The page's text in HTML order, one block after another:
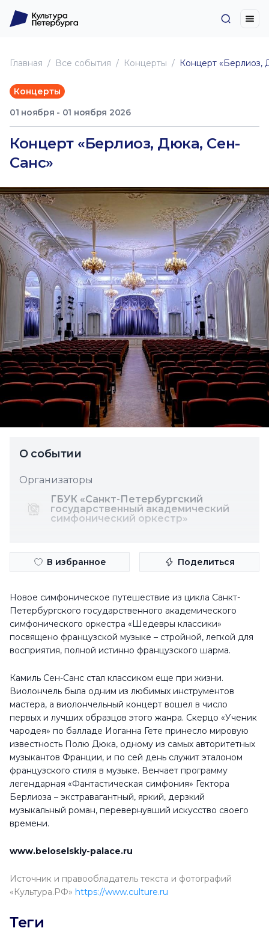
Главная Все события Концерты Концерт «Берлиоз,
Концерты
01 ноября - 01 ноября 2026
Концерт «Берлиоз, Дюка, Сен-
Санс»
О событии
Организаторы
ГБУК «Санкт-Петербургский
государственный академический
симфонический оркестр»
В избранное Поделиться
Новое симфоническое путешествие из цикла Санкт-
Петербургского государственного академического
симфонического оркестра «Шедевры классики»
посвящено французской музыке – стройной, легкой для
восприятия, полной истинно французского шарма.
Камиль Сен-Санс стал классиком еще при жизни.
Виолончель была одним из любимых инструментов
мастера, а виолончельный концерт вошел в число
первых и лучших образцов этого жанра. Скерцо «Ученик
чародея» по балладе Иоганна Гете принесло мировую
известность Полю Дюка, одному из самых авторитетных
музыкантов Франции, и по сей день служит эталоном
французского стиля в музыке. Венчает программу
легендарная «Фантастическая симфония» Гектора
Берлиоза – экстравагантный, яркий, дерзкий
музыкальный роман, перевернувший искусство своего
времени.
www.beloselskiy-palace.ru
Источник и правообладатель текста и фотографий
«Культура.РФ» https://www.culture.ru
Теги